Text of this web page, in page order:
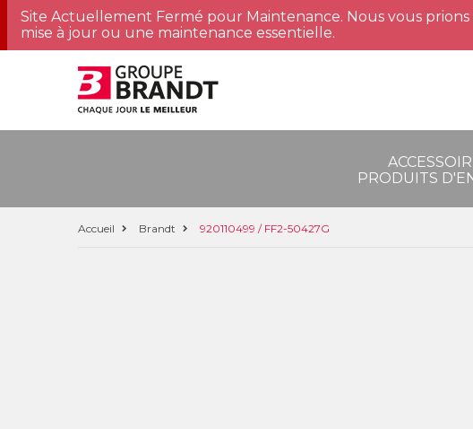
Site Actuellement Fermé pour Maintenance. Nous vous
mise à jour ou une maintenance essentielle.
PRODUITS
Accueil Brandt 920110499 / FF2-50427G